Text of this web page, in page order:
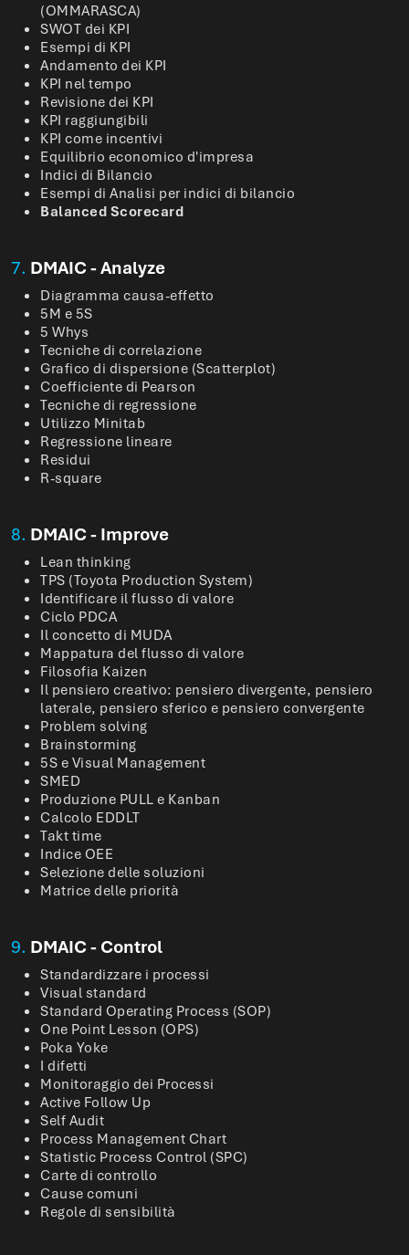
(OMMARASCA)
SWOT dei KPI
Esempi di KPI
Andamento dei KPI
KPI nel tempo
Revisione dei KPI
KPI raggiungibili
KPI come incentivi
Equilibrio economico d'impresa
Indici di Bilancio
Esempi di Analisi per indici di bilancio
Balanced Scorecard
7. DMAIC - Analyze
Diagramma causa-effetto
5M e 5S
5 Whys
Tecniche di correlazione
Grafico di dispersione (Scatterplot)
Coefficiente di Pearson
Tecniche di regressione
Utilizzo Minitab
Regressione lineare
Residui
R-square
8. DMAIC - Improve
Lean thinking
TPS (Toyota Production System)
Identificare il flusso di valore
Ciclo PDCA
Il concetto di MUDA
Mappatura del flusso di valore
Filosofia Kaizen
Il pensiero creativo: pensiero divergente, pensiero
laterale, pensiero sferico e pensiero convergente
Problem solving
Brainstorming
5S e Visual Management
SMED
Produzione PULL e Kanban
Calcolo EDDLT
Takt time
Indice OEE
Selezione delle soluzioni
Matrice delle priorità
9. DMAIC - Control
Standardizzare i processi
Visual standard
Standard Operating Process (SOP)
One Point Lesson (OPS)
Poka Yoke
I difetti
Monitoraggio dei Processi
Active Follow Up
Self Audit
Process Management Chart
Statistic Process Control (SPC)
Carte di controllo
Cause comuni
Regole di sensibilità